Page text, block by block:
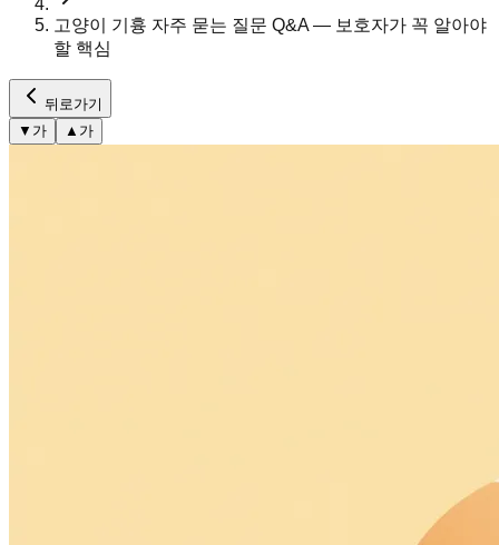
고양이 기흉 자주 묻는 질문 Q&A — 보호자가 꼭 알아야
할 핵심
뒤로가기
▼ 가 ▲ 가